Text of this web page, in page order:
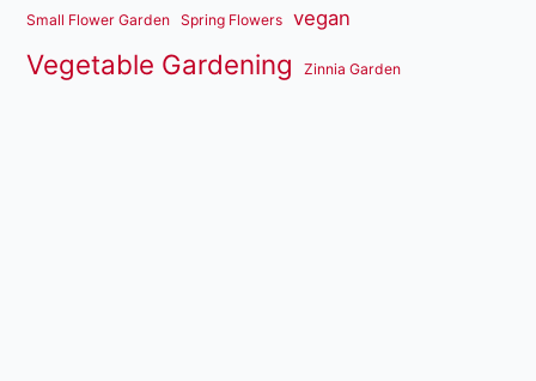
Small Flower Garden Spring Flowers vegan
Vegetable Gardening Zinnia Garden